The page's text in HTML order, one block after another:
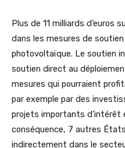
Plus de 11 milliards d’euros
dans les mesures de
photovoltaïque. Le soutien
soutien direct au
mesures qui pourraient
par exemple par des
projets importants d’intérêt
conséquence, 7 autres
indirectement dans le